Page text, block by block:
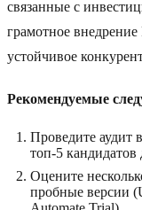
связанные с
грамотное
устойчивое
Рекомендуемые
Проведите аудит
топ-5 кандидатов
Оцените
пробные версии